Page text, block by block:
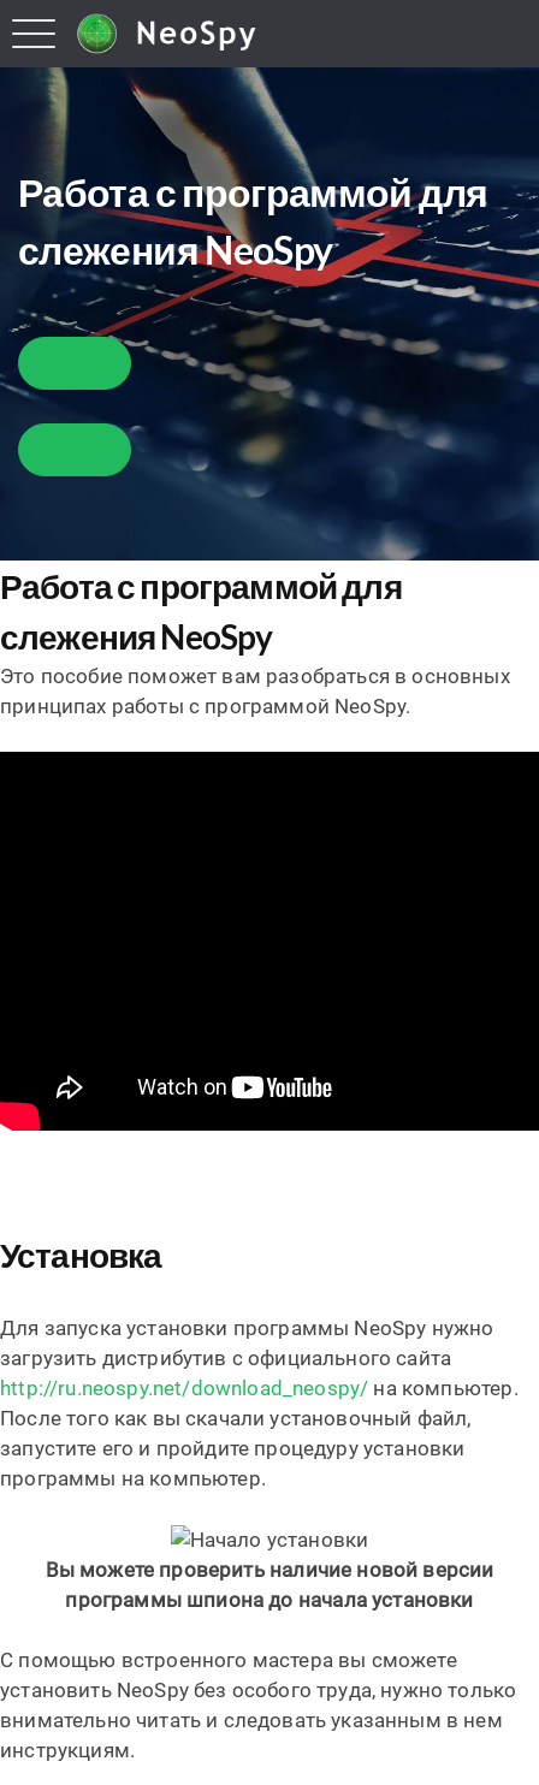
Работа с программой для
слежения NeoSpy
Работа с программой для
слежения NeoSpy
Это пособие поможет вам разобраться в основных
принципах работы с программой NeoSpy.
Установка
Для запуска установки программы NeoSpy нужно
загрузить дистрибутив с официального сайта
http://ru.neospy.net/download_neospy/ на компьютер.
После того как вы скачали установочный файл,
запустите его и пройдите процедуру установки
программы на компьютер.
Вы можете проверить наличие новой версии
программы шпиона до начала установки
С помощью встроенного мастера вы сможете
установить NeoSpy без особого труда, нужно только
внимательно читать и следовать указанным в нем
инструкциям.